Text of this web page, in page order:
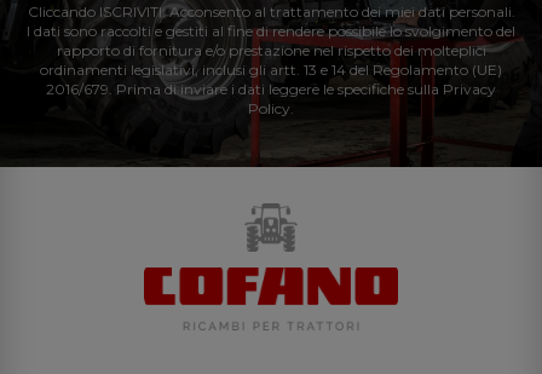
Cliccando ISCRIVITI: Acconsento al trattamento dei miei dati personali.
I dati sono raccolti e gestiti al fine di rendere possibile lo svolgimento del
rapporto di fornitura e/o prestazione nel rispetto dei molteplici
ordinamenti legislativi, inclusi gli artt. 13 e 14 del Regolamento (UE)
2016/679. Prima di inviare i dati leggere le specifiche sulla Privacy
Policy.